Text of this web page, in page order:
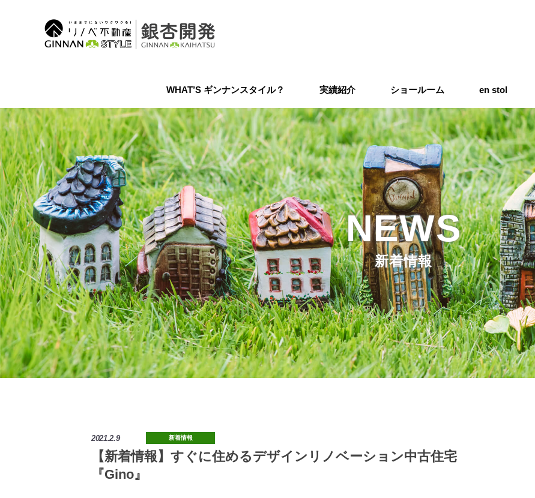
WHAT’S ギンナンスタイル？ 実績紹介 ショールーム en stol
NEWS
新着情報
2021.2.9 新着情報
【新着情報】すぐに住めるデザインリノベーション中古住宅
『Gino』